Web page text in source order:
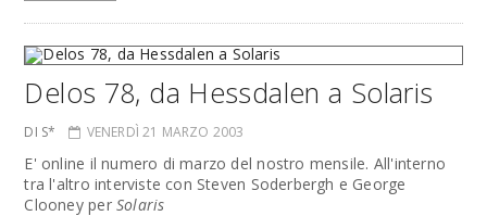
Delos 78, da Hessdalen a Solaris
DI S* VENERDÌ 21 MARZO 2003
E' online il numero di marzo del nostro mensile. All'interno
tra l'altro interviste con Steven Soderbergh e George
Clooney per Solaris